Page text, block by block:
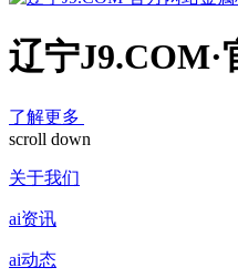
辽宁J9.COM·
了解更多
scroll down
关于我们
ai资讯
ai动态